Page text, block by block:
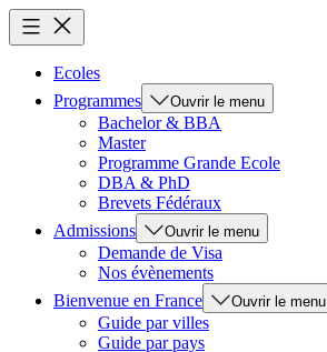
Ecoles
Programmes
Ouvrir le menu
Bachelor & BBA
Master
Programme Grande Ecole
DBA & PhD
Brevets Fédéraux
Admissions
Ouvrir le menu
Demande de Visa
Nos évènements
Bienvenue en France
Ouvrir le menu
Guide par villes
Guide par pays